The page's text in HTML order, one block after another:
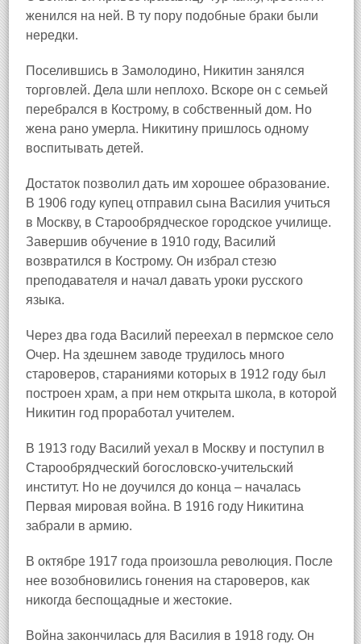
женился на ней. В ту пору подобные браки были
нередки.
Поселившись в Замолодино, Никитин занялся
торговлей. Дела шли неплохо. Вскоре он с семьей
перебрался в Кострому, в собственный дом. Но
жена рано умерла. Никитину пришлось одному
воспитывать детей.
Достаток позволил дать им хорошее образование.
В 1906 году купец отправил сына Василия учиться
в Москву, в Старообрядческое городское училище.
Завершив обучение в 1910 году, Василий
возвратился в Кострому. Он избрал стезю
преподавателя и начал давать уроки русского
языка.
Через два года Василий переехал в пермское село
Очер. На здешнем заводе трудилось много
староверов, стараниями которых в 1912 году был
построен храм, а при нем открыта школа, в которой
Никитин год проработал учителем.
В 1913 году Василий уехал в Москву и поступил в
Старообрядческий богословско‑учительский
институт. Но не доучился до конца – началась
Первая мировая война. В 1916 году Никитина
забрали в армию.
В октябре 1917 года произошла революция. После
нее возобновились гонения на староверов, как
никогда беспощадные и жестокие.
Война закончилась для Василия в 1918 году. Он